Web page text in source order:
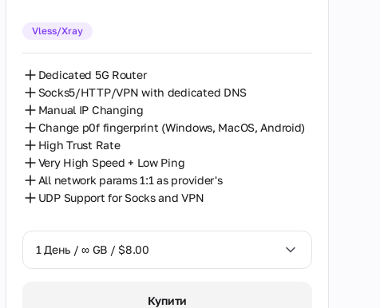
Торонто
Філадельфія
Фінікс
Хемніц
Чикаго
Vless/Xray
Dedicated 5G Router
Socks5/HTTP/VPN with dedicated DNS
Manual IP Changing
Change p0f fingerprint (Windows, MacOS, Android)
High Trust Rate
Very High Speed + Low Ping
All network params 1:1 as provider's
UDP Support for Socks and VPN
1 День / ∞ GB / $8.00
Купити